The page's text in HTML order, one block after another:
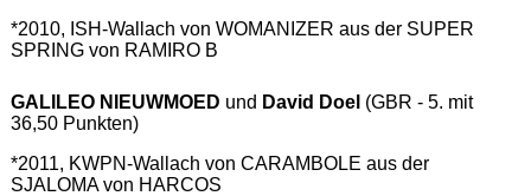
*2010, ISH-Wallach von WOMANIZER aus der SUPER
SPRING von RAMIRO B
GALILEO NIEUWMOED und David Doel (GBR - 5. mit
36,50 Punkten)
*2011, KWPN-Wallach von CARAMBOLE aus der
SJALOMA von HARCOS